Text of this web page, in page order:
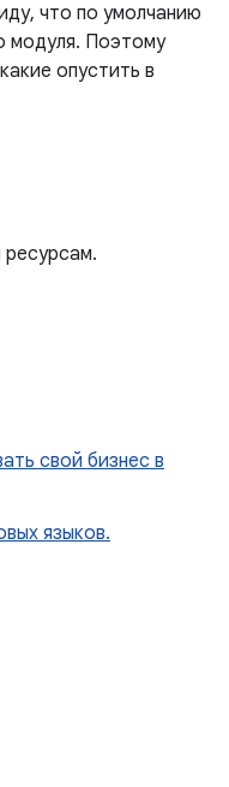
что по умолчанию
модуля. Поэтому
опустить в
свой бизнес в
языков.